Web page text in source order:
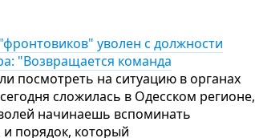
уволен с должности
"Возвращается команда
посмотреть на ситуацию в органах
сложилась в Одесском регионе,
начинаешь вспоминать
и порядок, который